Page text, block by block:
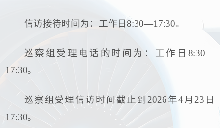
信访接待时间为：工作日8:30—17:30。
巡察组受理电话的时间为：工作日8:30—
17:30。
巡察组受理信访时间截止到2026年4月23日
17:30。